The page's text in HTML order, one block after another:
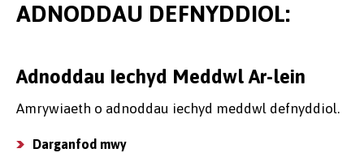
ADNODDAU DEFNYDDIOL:
Adnoddau Iechyd Meddwl Ar-lein
Amrywiaeth o adnoddau iechyd meddwl defnyddiol.
Darganfod mwy